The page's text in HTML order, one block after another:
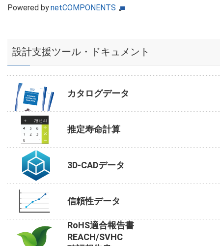
Powered bynetCOMPONENTS
設計支援ツール・ドキュメント
カタログデータ
推定寿命計算
3D-CADデータ
信頼性データ
RoHS適合報告書
REACH/SVHC